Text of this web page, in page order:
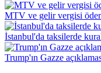
MTV ve gelir vergisi
İstanbul'da taksilerde
Trump'ın Gazze